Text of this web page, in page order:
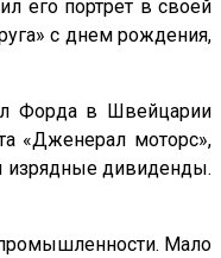
его портрет в своей
с днем рождения,
Форда в Швейцарии
«Дженерал моторс»,
изрядные дивиденды.
Мало